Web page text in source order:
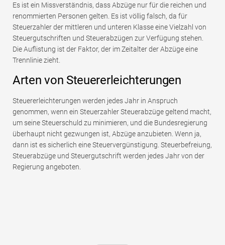
Es ist ein Missverständnis, dass Abzüge nur für die reichen und
renommierten Personen gelten. Es ist völlig falsch, da für
Steuerzahler der mittleren und unteren Klasse eine Vielzahl von
Steuergutschriften und Steuerabzügen zur Verfügung stehen.
Die Auflistung ist der Faktor, der im Zeitalter der Abzüge eine
Trennlinie zieht.
Arten von Steuererleichterungen
Steuererleichterungen werden jedes Jahr in Anspruch
genommen, wenn ein Steuerzahler Steuerabzüge geltend macht,
um seine Steuerschuld zu minimieren, und die Bundesregierung
überhaupt nicht gezwungen ist, Abzüge anzubieten. Wenn ja,
dann ist es sicherlich eine Steuervergünstigung. Steuerbefreiung,
Steuerabzüge und Steuergutschrift werden jedes Jahr von der
Regierung angeboten.